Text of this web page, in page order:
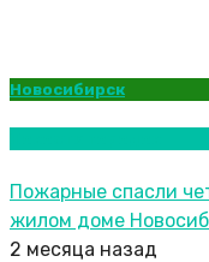
Новосибирск
Пожарные спасли
жилом доме
2 месяца назад